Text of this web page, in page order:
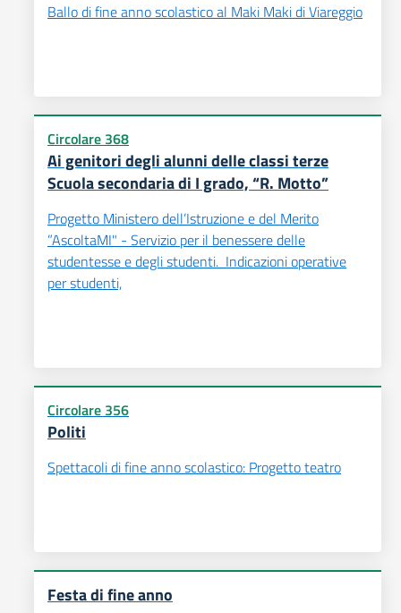
Ballo di fine anno scolastico al Maki Maki di Viareggio
Circolare 368
Ai genitori degli alunni delle classi terze
Scuola secondaria di I grado, “R. Motto”
Progetto Ministero dell’Istruzione e del Merito
”AscoltaMI" - Servizio per il benessere delle
studentesse e degli studenti. Indicazioni operative
per studenti,
Circolare 356
Politi
Spettacoli di fine anno scolastico: Progetto teatro
Festa di fine anno